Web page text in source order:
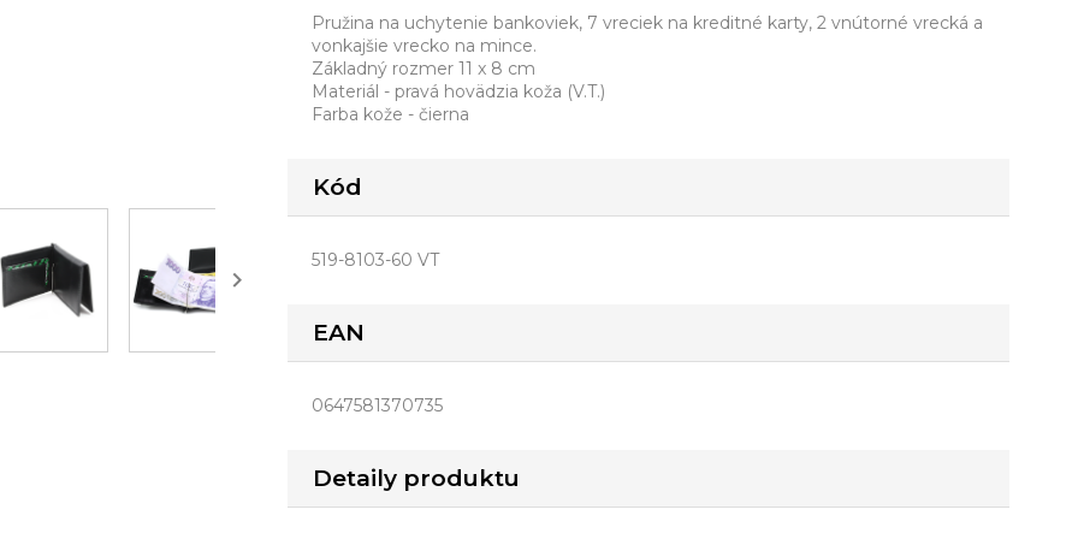

Pružina na uchytenie bankoviek, 7 vreciek na kreditné karty, 2 vnútorné vrecká a
vonkajšie vrecko na mince.
Základný rozmer 11 x 8 cm
Materiál - pravá hovädzia koža (V.T.)
Farba kože - čierna
Kód
519-8103-60 VT
EAN
0647581370735
Detaily produktu